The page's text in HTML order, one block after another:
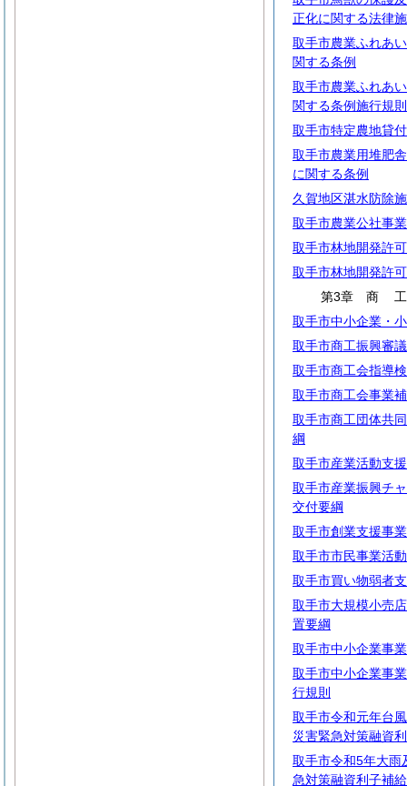
正化に関する法律
取手市農業ふれあ
関する条例
取手市農業ふれあ
関する条例施行規則
取手市特定農地貸
取手市農業用堆肥
に関する条例
久賀地区湛水防除
取手市農業公社事
取手市林地開発許
取手市林地開発許
第3章 商 工
取手市中小企業・
取手市商工振興審
取手市商工会指導
取手市商工会事業
取手市商工団体共
綱
取手市産業活動支
取手市産業振興チ
交付要綱
取手市創業支援事
取手市市民事業活
取手市買い物弱者
取手市大規模小売
置要綱
取手市中小企業事
取手市中小企業事
行規則
取手市令和元年台
災害緊急対策融資
取手市令和5年大雨
急対策融資利子補